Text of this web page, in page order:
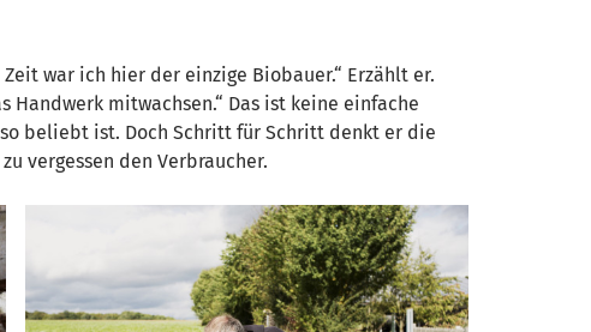
war ich hier der einzige Biobauer.“ Erzählt er.
mitwachsen.“ Das ist keine einfache
beliebt ist. Doch Schritt für Schritt denkt er die
vergessen den Verbraucher.